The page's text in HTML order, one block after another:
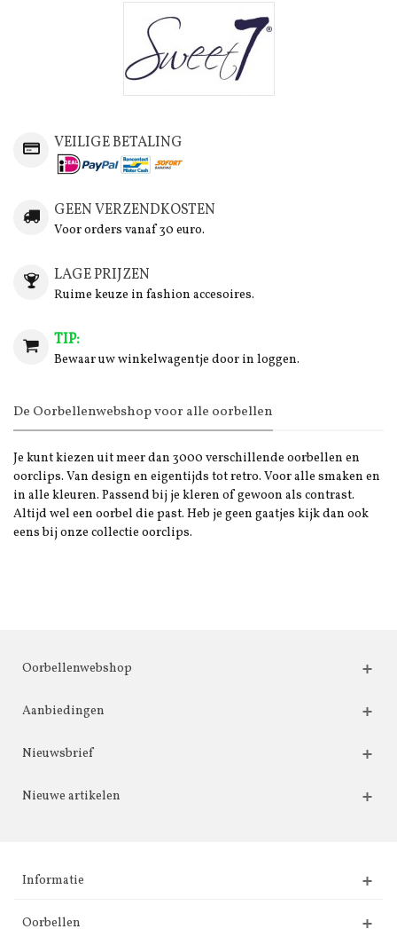
VEILIGE BETALING
GEEN VERZENDKOSTEN
Voor orders vanaf 30 euro.
LAGE PRIJZEN
Ruime keuze in fashion accesoires.
TIP:
Bewaar uw winkelwagentje door in loggen.
De Oorbellenwebshop voor alle oorbellen
Je kunt kiezen uit meer dan 3000 verschillende oorbellen en
oorclips. Van design en eigentijds tot retro. Voor alle smaken en
in alle kleuren. Passend bij je kleren of gewoon als contrast.
Altijd wel een oorbel die past. Heb je geen gaatjes kijk dan ook
eens bij onze collectie oorclips.
Oorbellenwebshop
Aanbiedingen
Nieuwsbrief
Nieuwe artikelen
Informatie
Oorbellen